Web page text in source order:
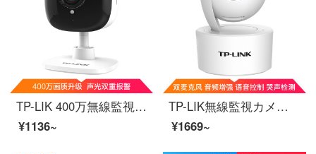
TP-LIK 400万無線監視カメラ高清赤外線夜間テレビwifi遠隔双方向音声アラーム家庭用スマートネットワークカメラTL-PC 14 CH
¥1136~
TP-LIK無線監視カメラ2 Kハイビジョン300万雲台家庭用スマートネットワーク家庭安全カメラ360パノラマwifi携帯電話遠隔IPC 43 ANのオーディオ増強
¥1669~